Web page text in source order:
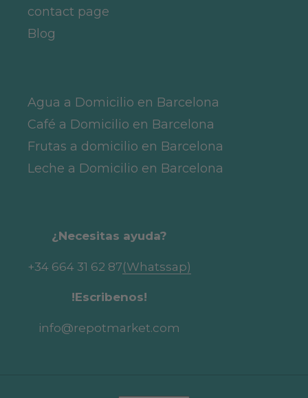
contact page
Blog
Agua a Domicilio en Barcelona
Café a Domicilio en Barcelona
Frutas a domicilio en Barcelona
Leche a Domicilio en Barcelona
¿Necesitas ayuda?
+34 664 31 62 87(Whatssap)
!Escribenos!
info@repotmarket.com